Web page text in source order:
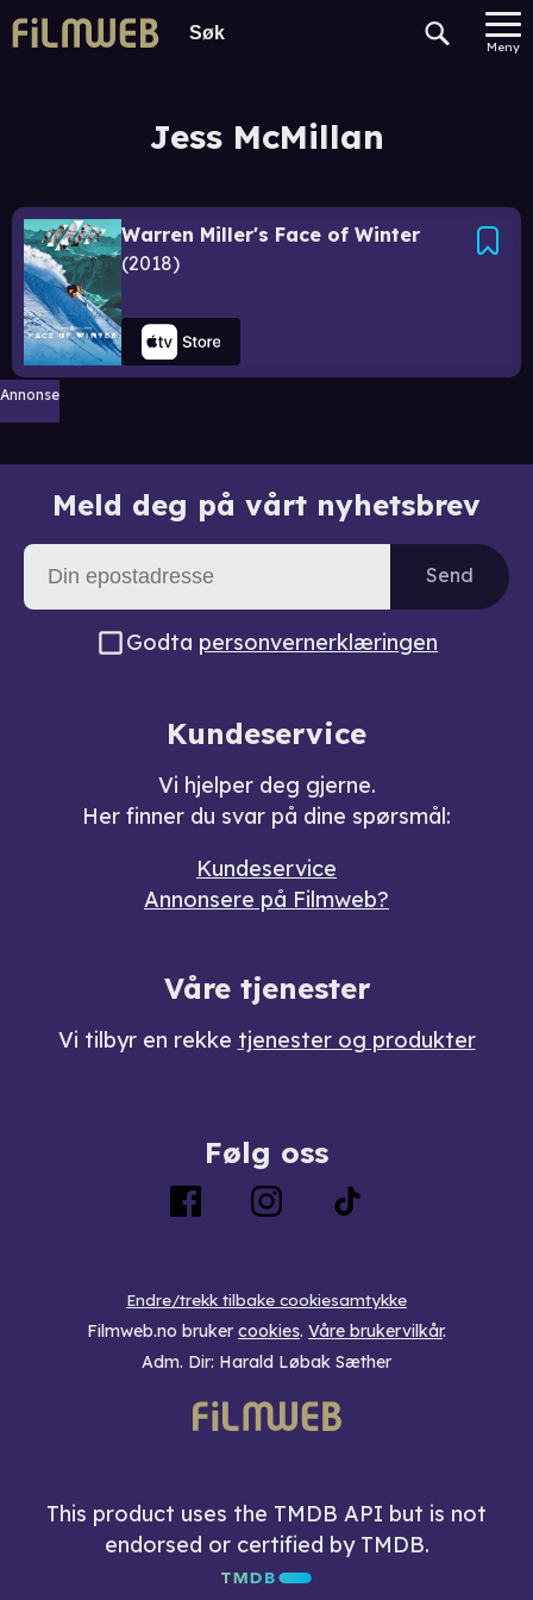
Meny
Jess McMillan
Warren Miller's Face of Winter
2018
Annonse
Meld deg på vårt nyhetsbrev
Send
Godta personvernerklæringen
Kundeservice
Vi hjelper deg gjerne.
Her finner du svar på dine spørsmål:
Kundeservice
Annonsere på Filmweb?
Våre tjenester
Vi tilbyr en rekke tjenester og produkter
Følg oss
Endre/trekk tilbake cookiesamtykke
Filmweb.no bruker cookies. Våre brukervilkår.
Adm. Dir: Harald Løbak Sæther
This product uses the TMDB API but is not
endorsed or certified by TMDB.